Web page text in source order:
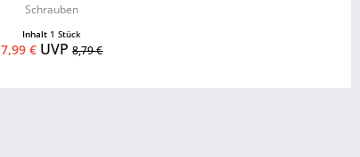
Schrauben
Inhalt 1 Stück
7,99 € UVP8,79 €